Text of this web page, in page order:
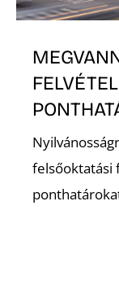
felsőoktatási